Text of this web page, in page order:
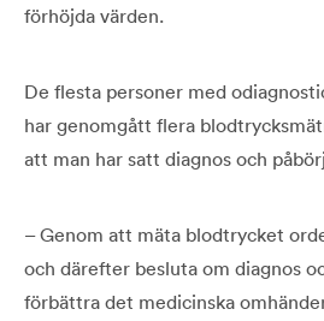
förhöjda värden.
De flesta personer med
har genomgått flera
att man har satt diagnos och
– Genom att mäta blodtrycket
och därefter besluta om diagnos
förbättra det medicinska